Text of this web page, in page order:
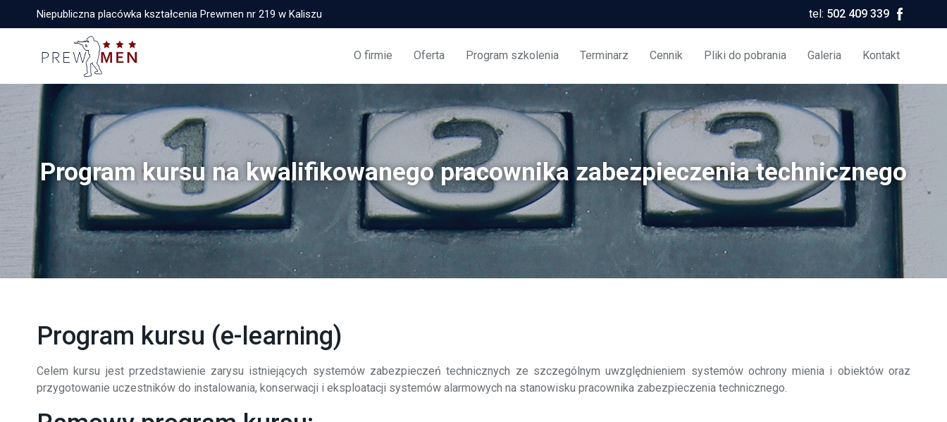
Niepubliczna placówka kształcenia Prewmen nr 219 w Kaliszu tel: 502 409 339
O firmie Oferta Program szkolenia Terminarz Cennik Pliki do pobrania Galeria Kontakt
Program kursu na kwalifikowanego pracownika zabezpieczenia technicznego
Program kursu (e-learning)
Celem kursu jest przedstawienie zarysu istniejących systemów zabezpieczeń technicznych ze szczególnym uwzględnieniem systemów ochrony mienia i obiektów oraz
przygotowanie uczestników do instalowania, konserwacji i eksploatacji systemów alarmowych na stanowisku pracownika zabezpieczenia technicznego.